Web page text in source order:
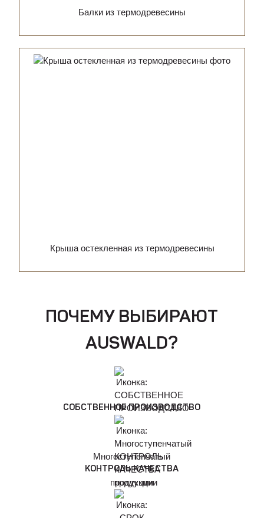
Балки из термодревесины
Крыша остекленная из термодревесины
ПОЧЕМУ ВЫБИРАЮТ
AUSWALD?
СОБСТВЕННОЕ ПРОИЗВОДСТВО
Многоступенчатый
КОНТРОЛЬ КАЧЕСТВА
продукции